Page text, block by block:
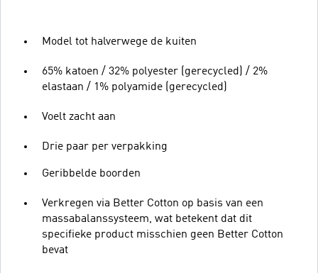
Model tot halverwege de kuiten
65% katoen / 32% polyester (gerecycled) / 2%
elastaan / 1% polyamide (gerecycled)
Voelt zacht aan
Drie paar per verpakking
Geribbelde boorden
Verkregen via Better Cotton op basis van een
massabalanssysteem, wat betekent dat dit
specifieke product misschien geen Better Cotton
bevat